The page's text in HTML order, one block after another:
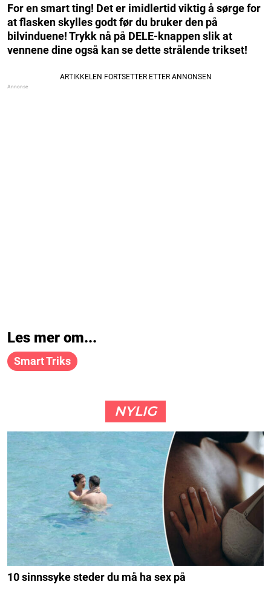
For en smart ting! Det er imidlertid viktig å sørge for
at flasken skylles godt før du bruker den på
bilvinduene! Trykk nå på DELE-knappen slik at
vennene dine også kan se dette strålende trikset!
Les mer om...
Smart Triks
NYLIG
10 sinnssyke steder du må ha sex på